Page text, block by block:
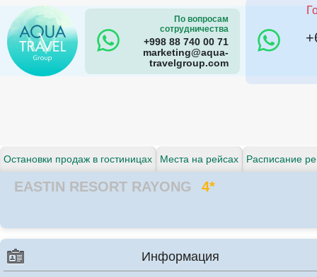
По вопросам
сотрудничества
+998 88 740 00 71
marketing@aqua-
travelgroup.com
Остановки продаж в гостиницах Места на рейсах Расписание
EASTIN RESORT RAYONG 4*
Информация